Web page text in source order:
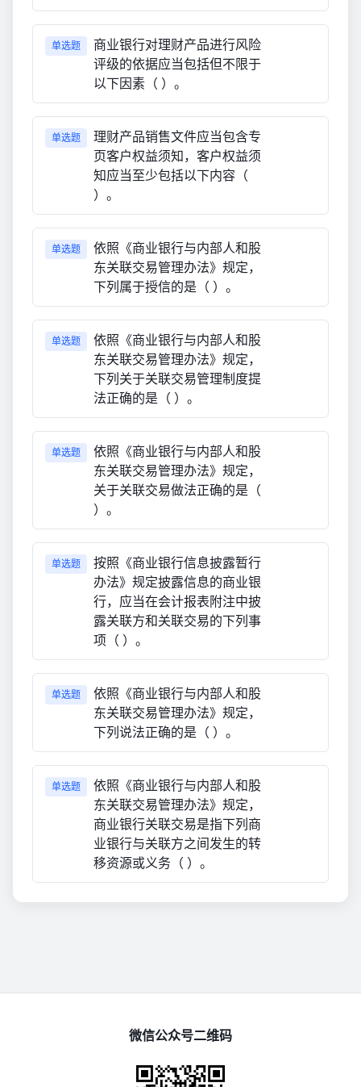
单选题
商业银行对理财产品进行风险
评级的依据应当包括但不限于
以下因素（ ）。
单选题
理财产品销售文件应当包含专
页客户权益须知，客户权益须
知应当至少包括以下内容（
）。
单选题
依照《商业银行与内部人和股
东关联交易管理办法》规定，
下列属于授信的是（ ）。
单选题
依照《商业银行与内部人和股
东关联交易管理办法》规定，
下列关于关联交易管理制度提
法正确的是（ ）。
单选题
依照《商业银行与内部人和股
东关联交易管理办法》规定，
关于关联交易做法正确的是（
）。
单选题
按照《商业银行信息披露暂行
办法》规定披露信息的商业银
行，应当在会计报表附注中披
露关联方和关联交易的下列事
项（ ）。
单选题
依照《商业银行与内部人和股
东关联交易管理办法》规定，
下列说法正确的是（ ）。
单选题
依照《商业银行与内部人和股
东关联交易管理办法》规定，
商业银行关联交易是指下列商
业银行与关联方之间发生的转
移资源或义务（ ）。
微信公众号二维码